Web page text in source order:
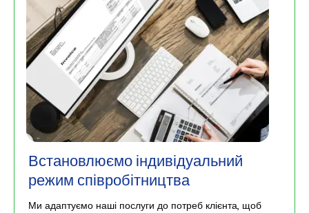
Встановлюємо індивідуальний
режим співробітництва
Ми адаптуємо наші послуги до потреб клієнта, щоб